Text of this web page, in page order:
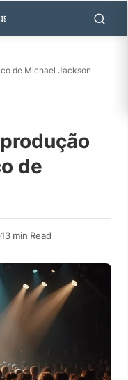
de Michael Jackson
de
13 min Read